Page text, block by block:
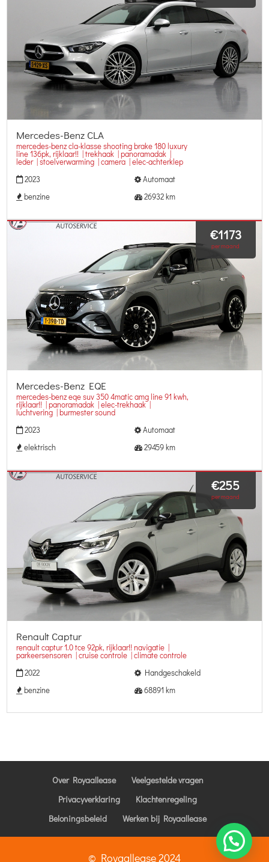
Mercedes-Benz CLA
mercedes-benz cla-klasse shooting brake 180 luxury
line 136pk, rijklaar!! | trekhaak | panoramadak |
leder | stoelverwarming | camera | elec-achterklep
2023
Automaat
benzine
26932 km
€1173
per maand
Mercedes-Benz EQE
mercedes-benz eqe suv 350 4matic amg line 91 kwh,
rijklaar!! | panoramadak | elec-trekhaak |
luchtvering | burmester sound
2023
Automaat
elektrisch
29459 km
€255
per maand
Renault Captur
renault captur 1.0 tce 92pk, rijklaar!! navigatie |
parkeersensoren | cruise controle | climate controle
2022
Handgeschakeld
benzine
68891 km
Over Royaallease
Veelgestelde vragen
Privacyverklaring
Klachtenregeling
Beloningsbeleid
Werken bij Royaallease
© Royaallease 2024